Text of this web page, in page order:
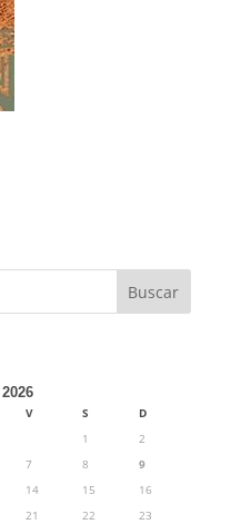
V S
D
1
2
7 8
9
14 15
16
21 22
23